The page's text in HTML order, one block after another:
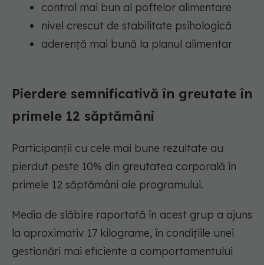
control mai bun al poftelor alimentare
nivel crescut de stabilitate psihologică
aderență mai bună la planul alimentar
Pierdere semnificativă în greutate în
primele 12 săptămâni
Participanții cu cele mai bune rezultate au
pierdut peste 10% din greutatea corporală în
primele 12 săptămâni ale programului.
Media de slăbire raportată în acest grup a ajuns
la aproximativ 17 kilograme, în condițiile unei
gestionări mai eficiente a comportamentului